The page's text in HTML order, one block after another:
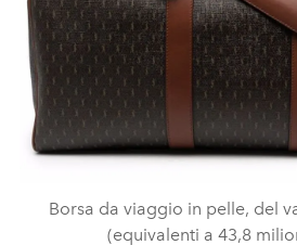
Borsa da viaggio in pelle, del
(equivalenti a 43,8